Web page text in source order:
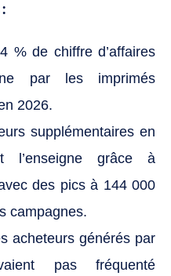
% de chiffre d’affaires
par les imprimés
2026.
supplémentaires en
l’enseigne grâce à
des pics à 144 000
campagnes.
acheteurs générés par
pas fréquenté